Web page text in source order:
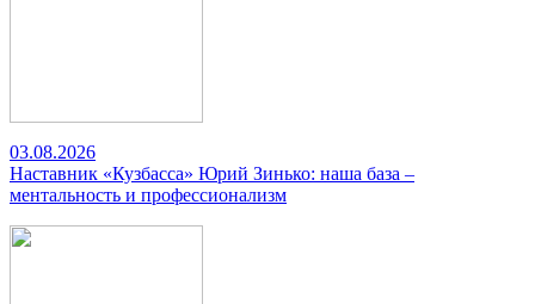
03.08.2026
Наставник «Кузбасса» Юрий Зинько: наша база –
ментальность и профессионализм